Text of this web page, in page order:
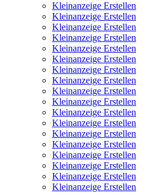
Kleinanzeige Erstellen
Kleinanzeige Erstellen
Kleinanzeige Erstellen
Kleinanzeige Erstellen
Kleinanzeige Erstellen
Kleinanzeige Erstellen
Kleinanzeige Erstellen
Kleinanzeige Erstellen
Kleinanzeige Erstellen
Kleinanzeige Erstellen
Kleinanzeige Erstellen
Kleinanzeige Erstellen
Kleinanzeige Erstellen
Kleinanzeige Erstellen
Kleinanzeige Erstellen
Kleinanzeige Erstellen
Kleinanzeige Erstellen
Kleinanzeige Erstellen